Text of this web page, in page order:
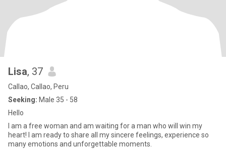
Lisa, 37
Callao, Callao, Peru
Seeking: Male 35 - 58
Hello
I am a free woman and am waiting for a man who will win my
heart! I am ready to share all my sincere feelings, experience so
many emotions and unforgettable moments.